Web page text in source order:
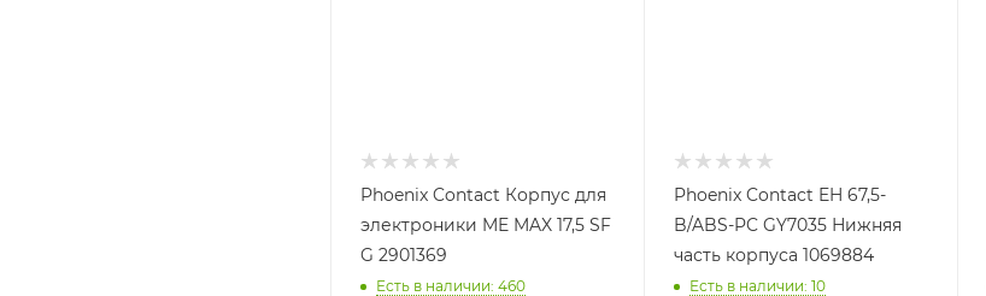
Phoenix Contact Корпус для
электроники ME MAX 17,5 SF
G 2901369
Есть в наличии: 460
Phoenix Contact EH 67,5-
B/ABS-PC GY7035 Нижняя
часть корпуса 1069884
Есть в наличии: 10